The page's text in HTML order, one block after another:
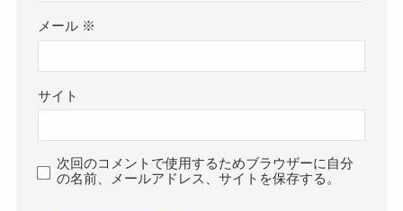
メール ※
サイト
次回のコメントで使用するためブラウザーに自分
の名前、メールアドレス、サイトを保存する。